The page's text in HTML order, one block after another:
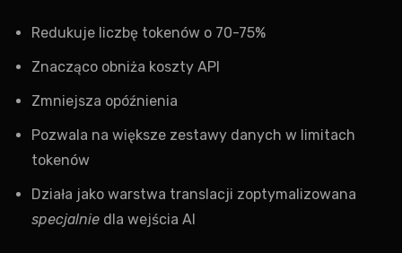
Redukuje liczbę tokenów o 70-75%
Znacząco obniża koszty API
Zmniejsza opóźnienia
Pozwala na większe zestawy danych w limitach
tokenów
Działa jako warstwa translacji zoptymalizowana
specjalnie dla wejścia AI